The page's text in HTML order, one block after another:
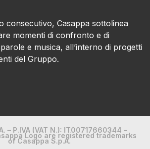
consecutivo, Casappa sottolinea
momenti di confronto e di
e musica, all’interno di progetti
del Gruppo.
– P.IVA (VAT N.): IT00717660344 –
Logo are registered trademarks
of Casappa S.p.A.